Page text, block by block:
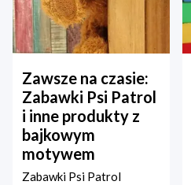
Zawsze na czasie:
Zabawki Psi Patrol
i inne produkty z
bajkowym
motywem
Zabawki Psi Patrol